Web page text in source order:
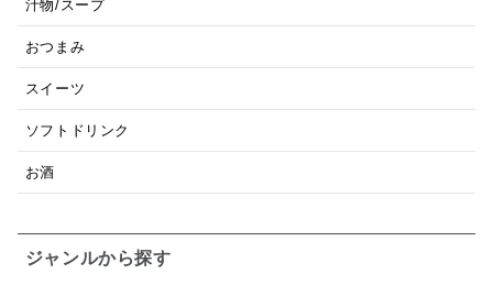
汁物/スープ
おつまみ
スイーツ
ソフトドリンク
お酒
ジャンルから探す